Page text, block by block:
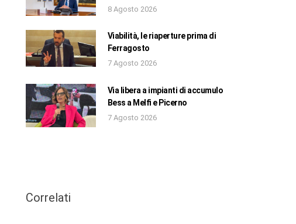
8 Agosto 2026
Viabilità, le riaperture prima di
Ferragosto
7 Agosto 2026
Via libera a impianti di accumulo
Bess a Melfi e Picerno
7 Agosto 2026
Correlati